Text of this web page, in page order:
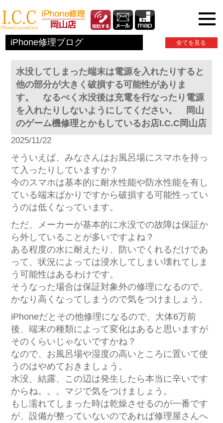
iPhone修理ブログ 全てを見る
水没してしまった端末は電源を入れたりすると
他の部分が大きく破損する可能性がありま
す。 なるべく水没後は充電を行なったり電源
を入れたりしないようにしてください。 岡山
のゲーム機修理とかもしているお店I.C.C岡山店
2025/11/22
そういえば、みなさんはお風呂場にスマホを持っ
て入ったりしていますか？
今のスマホは基本的に耐水性能や防水性能を有し
ている端末ばかりですから破損する可能性ってい
うのは低くなっています。
ただ、メーカーが基本的に水没での故障は保証か
ら外していることが多いですよね？
ある程度の水に耐えたり、防いでくれるだけであ
って、状況によっては浸水してしまい壊れてしま
う可能性はあるわけです。
そうなった場合は保証対象外の修理になるので、
かなり高くなってしまうので気をつけましょう。
iPhoneだとその他修理になるので、大体6万前
後、端末の種類によって変化はあると思いますが
そのくらいじゃないですかね？
なので、お風呂場や湿度の高いところに置いて使
うのはやめておきましょう。
水没、結露、この辺は発生したら本当に辛いです
からね。。。マジで気をつけましょう。
もし濡れてしまった時は乾燥させるのが一番です
が、設備が整っていないのであれば修理屋さんへ